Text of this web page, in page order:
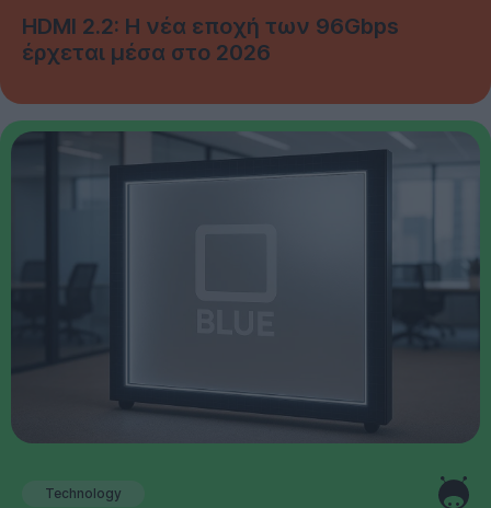
HDMI 2.2: Η νέα εποχή των 96Gbps
έρχεται μέσα στο 2026
Technology